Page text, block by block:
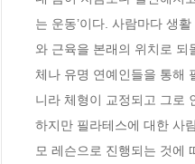
는 운동’이다. 사람마다 생
와 근육을 본래의 위치로
체나 유명 연예인들을 통해
니라 체형이 교정되고 그로
하지만 필라테스에 대한 사
모 레슨으로 진행되는 것에